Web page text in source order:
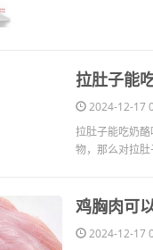
拉肚子能
2024-12-17
拉肚子能吃奶
物，那么对拉
鸡胸肉可
2024-12-17